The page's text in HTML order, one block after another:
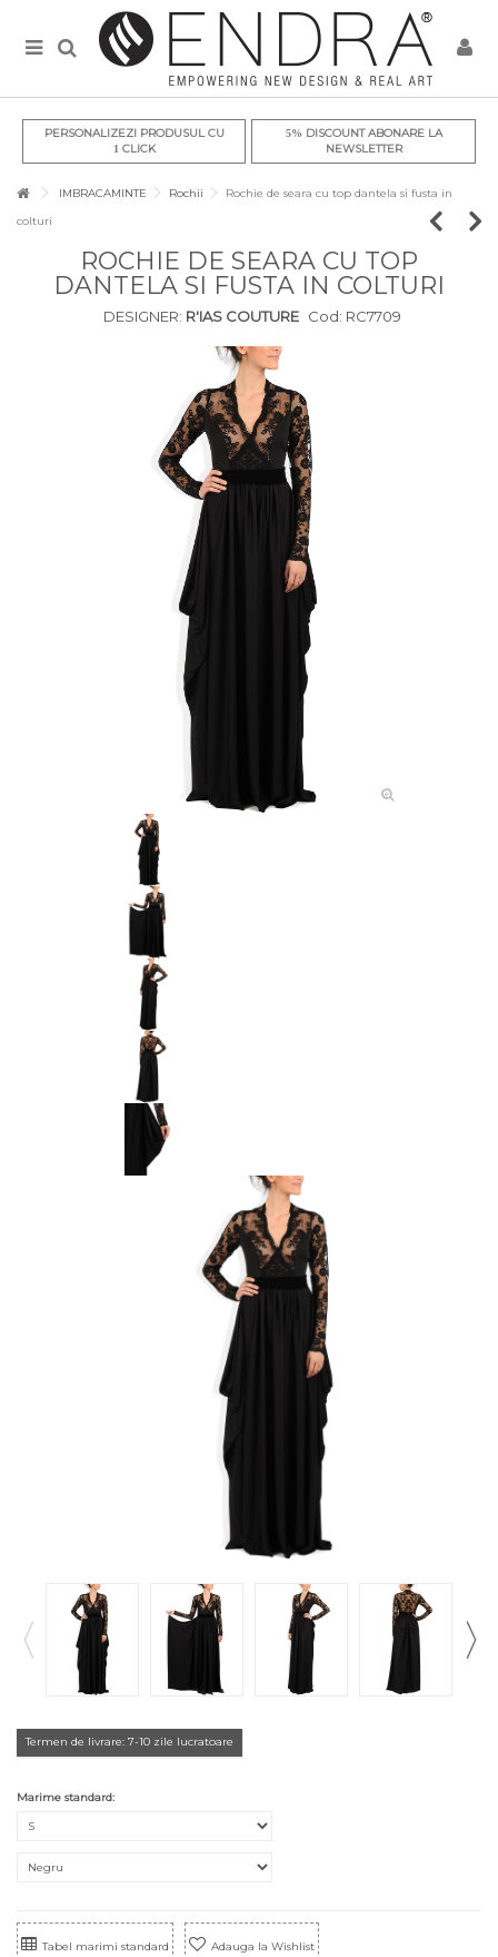
PERSONALIZEZI PRODUSUL CU
1CLICK
5% DISCOUNT ABONARE LA
NEWSLETTER
IMBRACAMINTE Rochii Rochie de seara cu top dantela si fusta in
colturi
ROCHIE DE SEARA CU TOP
DANTELA SI FUSTA IN COLTURI
DESIGNER: R'IAS COUTURE Cod: RC7709
Termen de livrare: 7-10 zile lucratoare
Marime standard:
Tabel marimi standard Adauga la Wishlist